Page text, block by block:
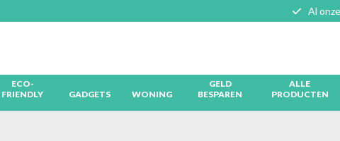
Al
ECO-
FRIENDLY
GADGETS WONING
GELD
BESPAREN
ALLE
PRODUCTEN